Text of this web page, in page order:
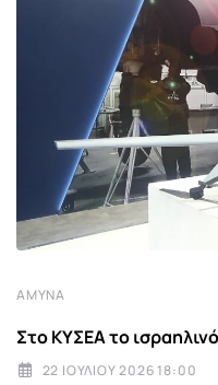
ΆΜΥΝΑ
Στο ΚΥΣΕΑ το
22 ΙΟΥΛΊΟΥ 2026 18:00